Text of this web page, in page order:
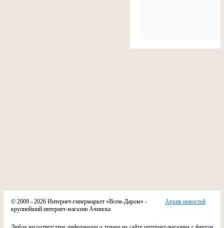
Архив новостей
© 2009 - 2026 Интернет-гипермаркет «Всем-Даром» -
крупнейший интернет-магазин Ачинска
Любое несоответствие информации о товаре на сайте интернет-магазина с фактом